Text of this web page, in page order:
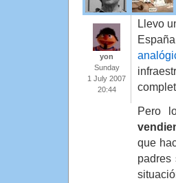
yon
Sunday
1 July 2007
20:44
Llevo
Pero
que
padres